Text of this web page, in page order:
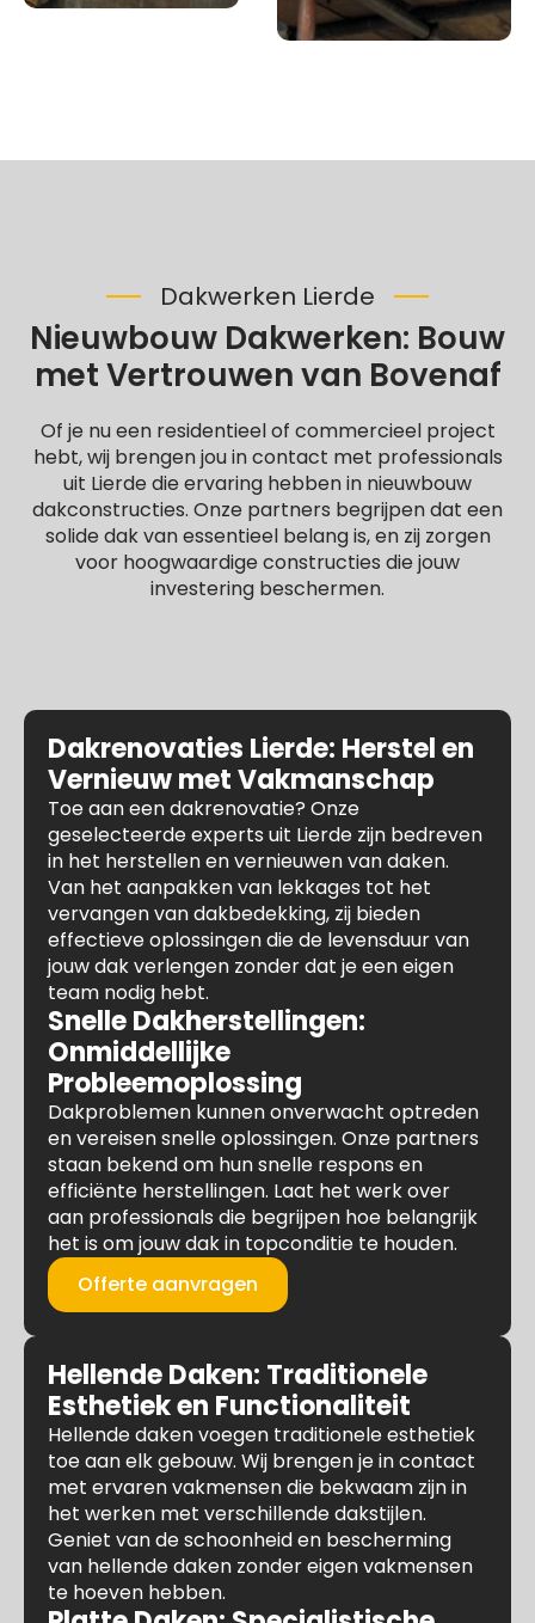
Dakwerken Lierde
Nieuwbouw Dakwerken: Bouw
met Vertrouwen van Bovenaf
Of je nu een residentieel of commercieel project
hebt, wij brengen jou in contact met professionals
uit Lierde die ervaring hebben in nieuwbouw
dakconstructies. Onze partners begrijpen dat een
solide dak van essentieel belang is, en zij zorgen
voor hoogwaardige constructies die jouw
investering beschermen.
Dakrenovaties Lierde: Herstel en
Vernieuw met Vakmanschap
Toe aan een dakrenovatie? Onze
geselecteerde experts uit Lierde zijn bedreven
in het herstellen en vernieuwen van daken.
Van het aanpakken van lekkages tot het
vervangen van dakbedekking, zij bieden
effectieve oplossingen die de levensduur van
jouw dak verlengen zonder dat je een eigen
team nodig hebt.
Snelle Dakherstellingen:
Onmiddellijke
Probleemoplossing
Dakproblemen kunnen onverwacht optreden
en vereisen snelle oplossingen. Onze partners
staan bekend om hun snelle respons en
efficiënte herstellingen. Laat het werk over
aan professionals die begrijpen hoe belangrijk
het is om jouw dak in topconditie te houden.
Offerte aanvragen
Hellende Daken: Traditionele
Esthetiek en Functionaliteit
Hellende daken voegen traditionele esthetiek
toe aan elk gebouw. Wij brengen je in contact
met ervaren vakmensen die bekwaam zijn in
het werken met verschillende dakstijlen.
Geniet van de schoonheid en bescherming
van hellende daken zonder eigen vakmensen
te hoeven hebben.